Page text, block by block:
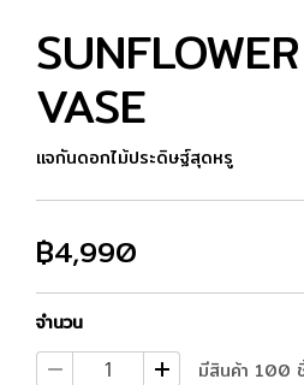
VASE
แจกันดอกไม้ประดิษฐ์สุดหรู
฿4,990
จำนวน
มีสินค้า 100